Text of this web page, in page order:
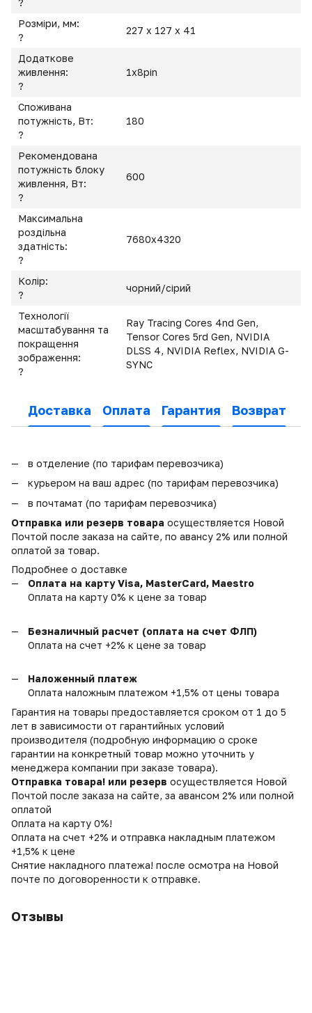
?
Розміри, мм:
?
227 x 127 x 41
Додаткове
живлення:
?
1x8pin
Споживана
потужність, Вт:
?
180
Рекомендована
потужність блоку
живлення, Вт:
?
600
Максимальна
роздільна
здатність:
?
7680x4320
Колір:
?
чорний/сірий
Технології
масштабування та
покращення
зображення:
?
Ray Tracing Cores 4nd Gen,
Tensor Cores 5rd Gen, NVIDIA
DLSS 4, NVIDIA Reflex, NVIDIA G-
SYNC
Доставка Оплата Гарантия Возврат
в отделение (по тарифам перевозчика)
курьером на ваш адрес (по тарифам перевозчика)
в почтамат (по тарифам перевозчика)
Отправка или резерв товара осуществляется Новой
Почтой после заказа на сайте, по авансу 2% или полной
оплатой за товар.
Подробнее о доставке
Оплата на карту Visa, MasterCard, Maestro
Оплата на карту 0% к цене за товар
Безналичный расчет (оплата на счет ФЛП)
Оплата на счет +2% к цене за товар
Наложенный платеж
Оплата наложным платежом +1,5% от цены товара
Гарантия на товары предоставляется сроком от 1 до 5
лет в зависимости от гарантийных условий
производителя (подробную информацию о сроке
гарантии на конкретный товар можно уточнить у
менеджера компании при заказе товара).
Отправка товара! или резерв осуществляется Новой
Почтой после заказа на сайте, за авансом 2% или полной
оплатой
Оплата на карту 0%!
Оплата на счет +2% и отправка накладным платежом
+1,5% к цене
Снятие накладного платежа! после осмотра на Новой
почте по договоренности к отправке.
Отзывы